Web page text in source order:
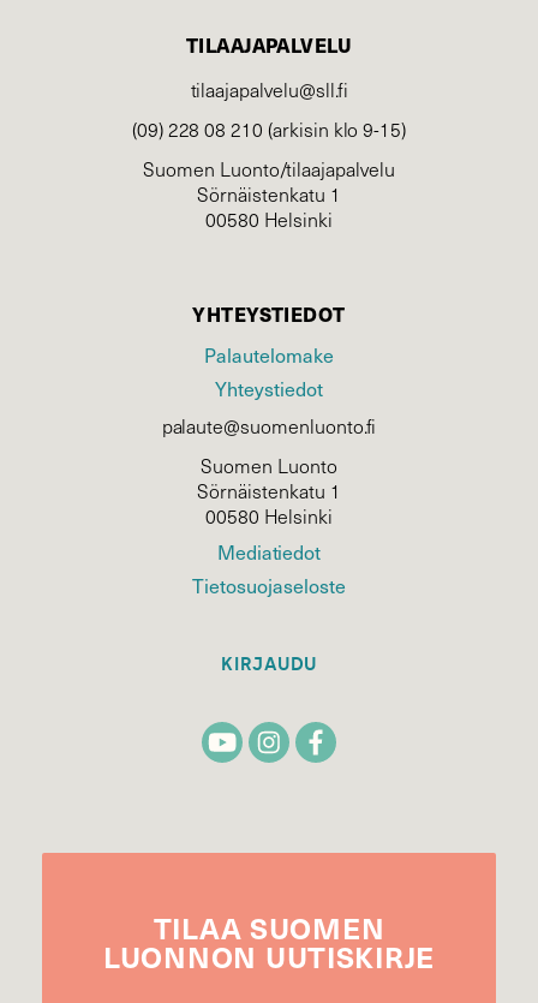
TILAAJAPALVELU
tilaajapalvelu@sll.fi
(09) 228 08 210 (arkisin klo 9-15)
Suomen Luonto/tilaajapalvelu
Sörnäistenkatu 1
00580 Helsinki
YHTEYSTIEDOT
Palautelomake
Yhteystiedot
palaute@suomenluonto.fi
Suomen Luonto
Sörnäistenkatu 1
00580 Helsinki
Mediatiedot
Tietosuojaseloste
KIRJAUDU
TILAA SUOMEN
LUONNON UUTIS­KIRJE